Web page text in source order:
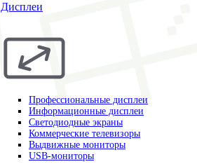
Дисплеи
Профессиональные дисплеи
Информационные дисплеи
Светодиодные экраны
Коммерческие телевизоры
Выдвижные мониторы
USB-мониторы